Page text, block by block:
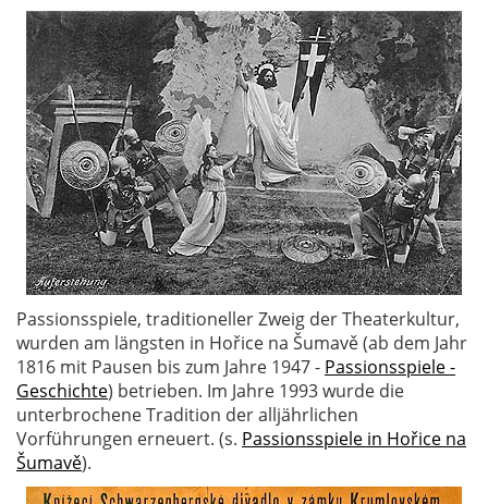
Passionsspiele, traditioneller Zweig der Theaterkultur,
wurden am längsten in Hořice na Šumavě (ab dem Jahr
1816 mit Pausen bis zum Jahre 1947 - Passionsspiele -
Geschichte) betrieben. Im Jahre 1993 wurde die
unterbrochene Tradition der alljährlichen
Vorführungen erneuert. (s. Passionsspiele in Hořice na
Šumavě).